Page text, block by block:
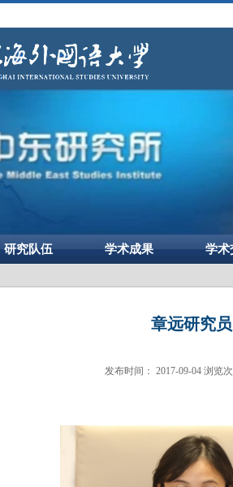
研究队伍 学术成果 学术
章远研究员
发布时间： 2017-09-04 浏览次